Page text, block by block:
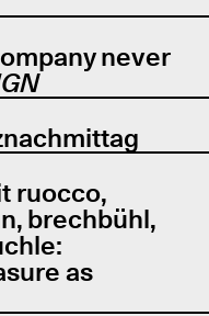
never
ruocco,
brechbühl,
as